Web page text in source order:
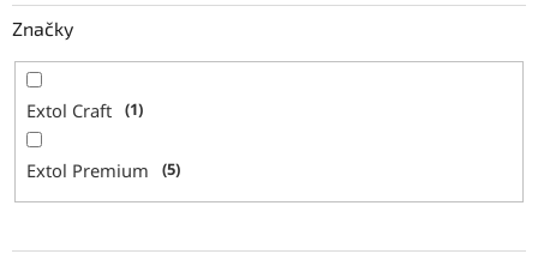
Značky
Extol Craft 1
Extol Premium 5